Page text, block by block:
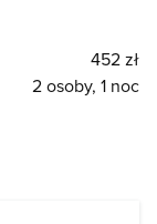
452 zł
2 osoby, 1 noc